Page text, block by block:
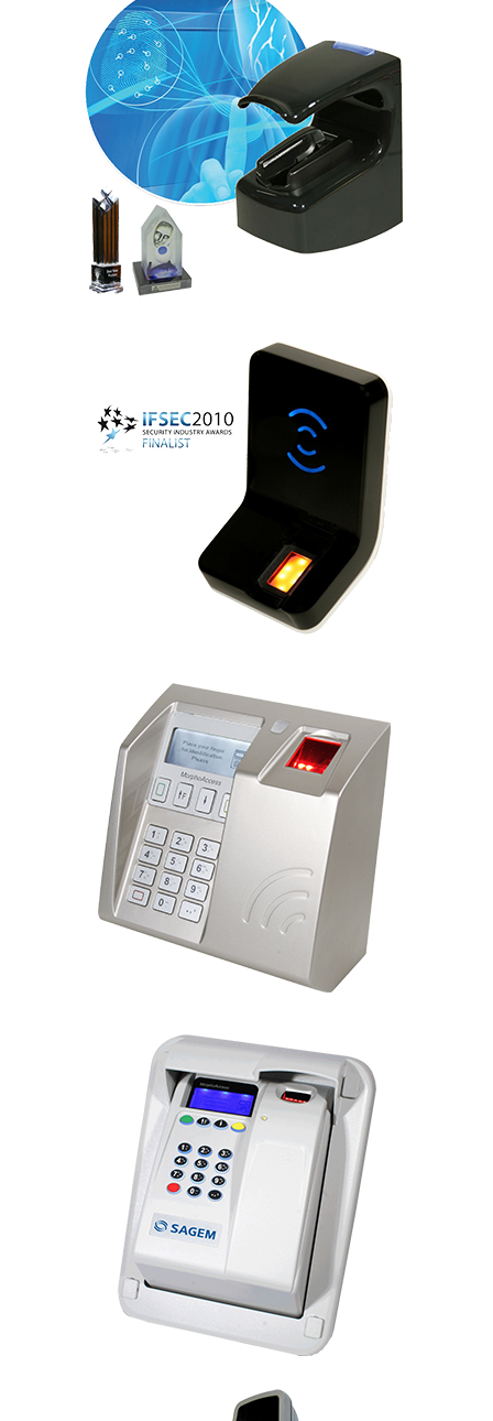
MorphoAccess® Série VP
MorphoAccess® Série J
MorphoAccess® Série 500
MorphoAccess 520